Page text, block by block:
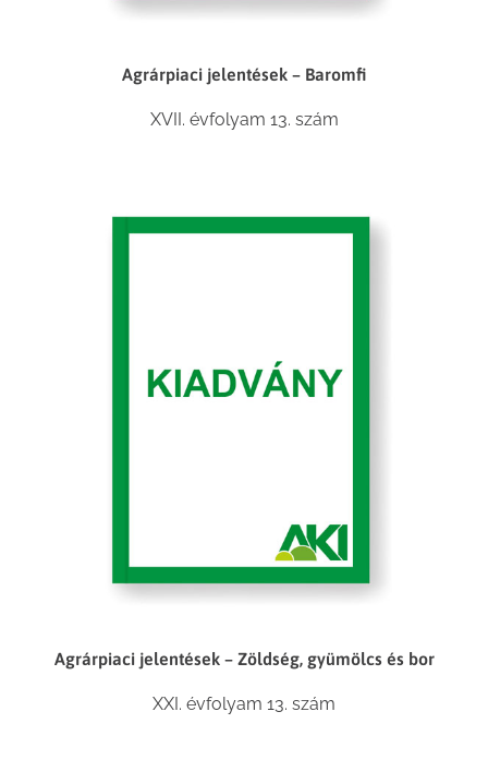
Agrárpiaci jelentések – Baromfi
XVII. évfolyam 13. szám
Agrárpiaci jelentések – Zöldség, gyümölcs és bor
XXI. évfolyam 13. szám